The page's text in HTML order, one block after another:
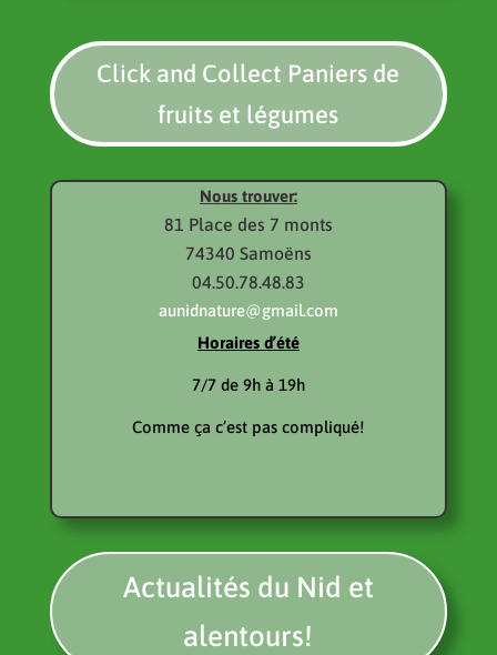
Click and Collect Paniers de
fruits et légumes
Nous trouver:
81 Place des 7 monts
74340 Samoëns
04.50.78.48.83
aunidnature@gmail.com
Horaires d’été
7/7 de 9h à 19h
Comme ça c’est pas compliqué!
Actualités du Nid et
alentours!